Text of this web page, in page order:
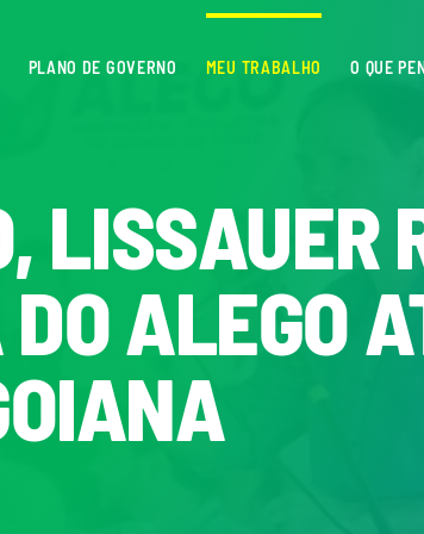
PLANO DE GOVERNO MEU TRABALHO O QUE
LISSAUER
ALEGO